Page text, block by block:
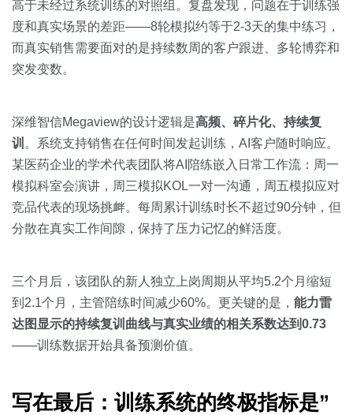
高于未经过系统训练的对照组。复盘发现，问题在于训练强
度和真实场景的差距——8轮模拟约等于2-3天的集中练习，
而真实销售需要面对的是持续数周的客户跟进、多轮博弈和
突发变数。
深维智信Megaview的设计逻辑是高频、碎片化、持续复
训 。系统支持销售在任何时间发起训练，AI客户随时响应。
某医药企业的学术代表团队将AI陪练嵌入日常工作流：周一
模拟科室会演讲，周三模拟KOL一对一沟通，周五模拟应对
竞品代表的现场挑衅。每周累计训练时长不超过90分钟，但
分散在真实工作间隙，保持了压力记忆的鲜活度。
三个月后，该团队的新人独立上岗周期从平均5.2个月缩短
到2.1个月，主管陪练时间减少60%。更关键的是， 能力雷
达图显示的持续复训曲线与真实业绩的相关系数达到0.73
——训练数据开始具备预测价值。
写在最后：训练系统的终极指标是”